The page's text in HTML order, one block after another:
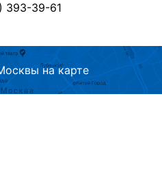
393-39-61
на карте